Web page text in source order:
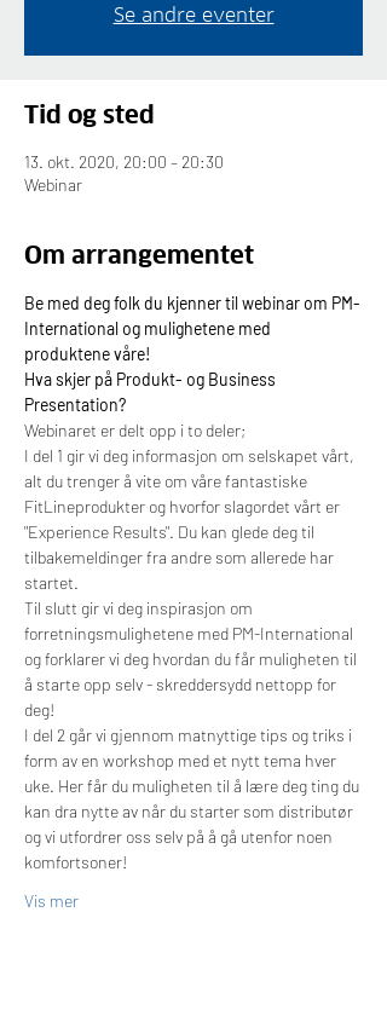
Se andre eventer
Tid og sted
13. okt. 2020, 20:00 – 20:30
Webinar
Om arrangementet
Be med deg folk du kjenner til webinar om PM-
International og mulighetene med
produktene våre!
Hva skjer på Produkt- og Business
Presentation?
Webinaret er delt opp i to deler;
I del 1 gir vi deg informasjon om selskapet vårt,
alt du trenger å vite om våre fantastiske
FitLineprodukter og hvorfor slagordet vårt er
"Experience Results". Du kan glede deg til
tilbakemeldinger fra andre som allerede har
startet.
Til slutt gir vi deg inspirasjon om
forretningsmulighetene med PM-International
og forklarer vi deg hvordan du får muligheten til
å starte opp selv - skreddersydd nettopp for
deg!
I del 2 går vi gjennom matnyttige tips og triks i
form av en workshop med et nytt tema hver
uke. Her får du muligheten til å lære deg ting du
kan dra nytte av når du starter som distributør
og vi utfordrer oss selv på å gå utenfor noen
komfortsoner!
Vis mer